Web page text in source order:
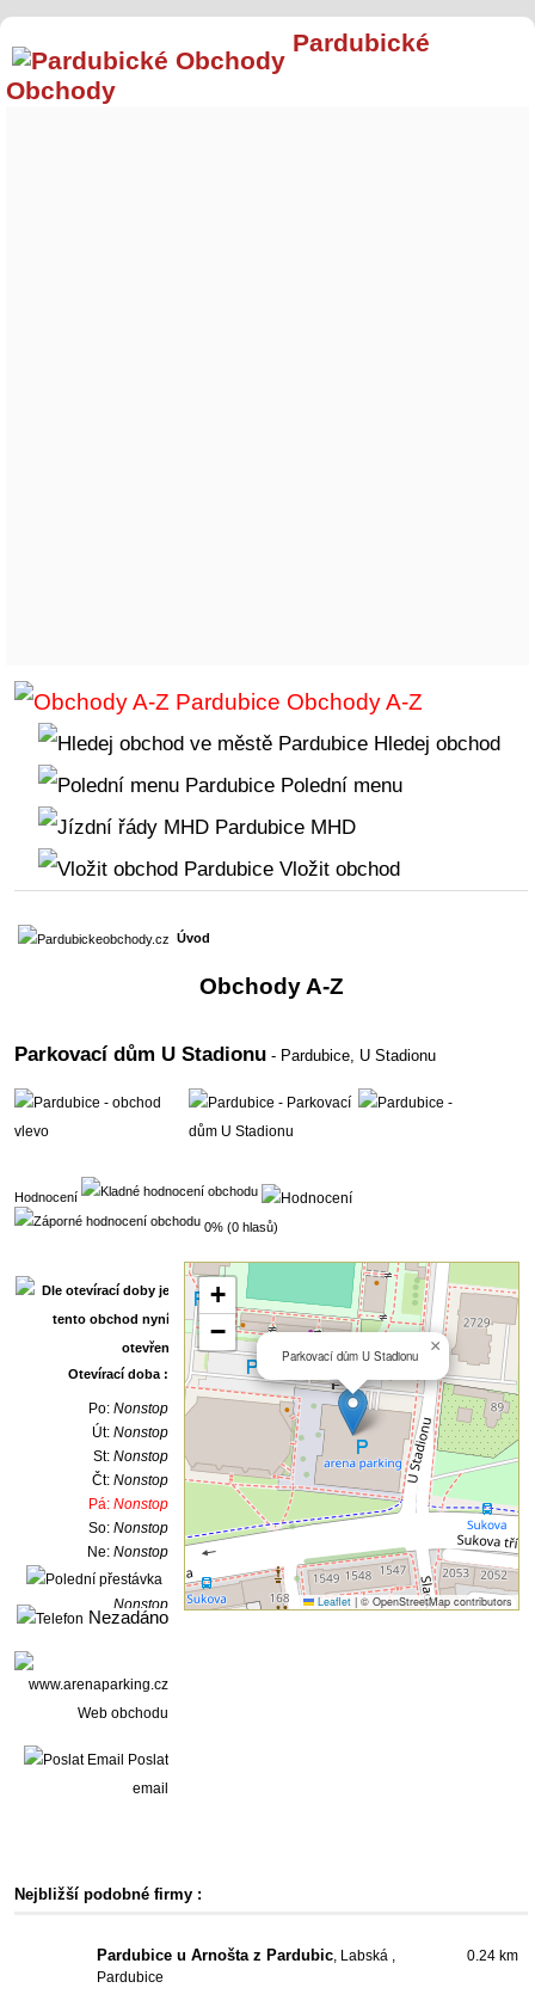
Pardubické
Obchody
Obchody A-Z
Hledej obchod
Polední menu
MHD
Vložit obchod
Úvod
Obchody A-Z
Parkovací dům U Stadionu - Pardubice, U Stadionu
Hodnocení
0% (0 hlasů)
Otevírací doba :
Po:Nonstop
Út:Nonstop
St:Nonstop
Čt:Nonstop
Pá:Nonstop
So:Nonstop
Ne:Nonstop
Nonstop
Nezadáno
Web obchodu
Poslat
email
Parkovací dům U Stadionu ×
+
−
Leaflet |© OpenStreetMap contributors
Nejbližší podobné firmy :
Pardubice u Arnošta z Pardubic, Labská ,
Pardubice
0.24 km